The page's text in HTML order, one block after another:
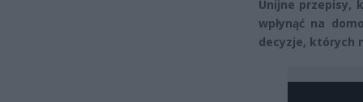
Unijne przepisy,
wpłynąć na
decyzje, których